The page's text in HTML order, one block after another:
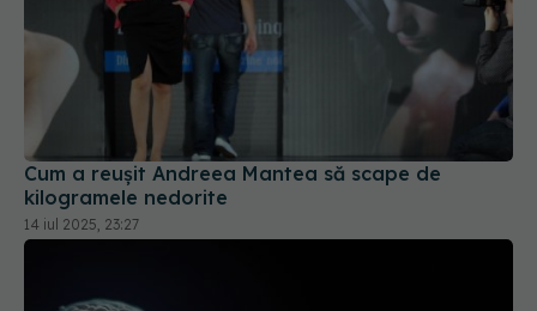
Cum a reușit Andreea Mantea să scape de
kilogramele nedorite
14 iul 2025, 23:27